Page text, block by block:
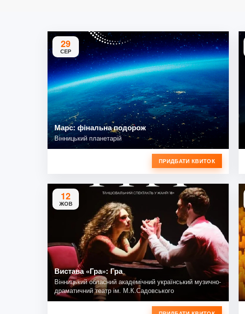
29
СЕР
Марс: фінальна подорож
Вінницький планетарій
ПРИДБАТИ КВИТОК
12
ЖОВ
Вистава «Гра»: Гра
Вінницький обласний академічний український музично-
драматичний театр ім. М.К.Садовського